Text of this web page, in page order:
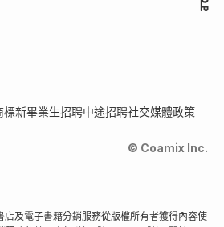
標新畢業生招聘中途招聘社交媒體政策
© Coamix Inc.
店及電子書籍分銷服務從版權所有者獲得內容使